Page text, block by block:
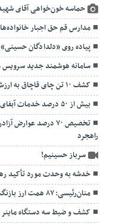
حماسه خون‌خواهی آقای
مدارس قم حق اجبار
پیاده روی «دلدادگان
سامانه هوشمند جدید
کشف ۱۰ تن چای قاچاق به ارزش ۱۵۰ میلیارد ریال در قم
بیش از ۵۰ درصد خدمات آبفای قم به‌صورت غیرحضوری ارائه می‌شود
تخصیص ۷۰ درصد عوارض
راهجرد
سرباز حسینیم!
خدشه به وحدت مورد تأکید
منان‌رئیسی: ۸۷ همت ارز بازنگشته در قم تنها در اختیار ۱۴ متعهد است
کشف و ضبط سه دستگاه